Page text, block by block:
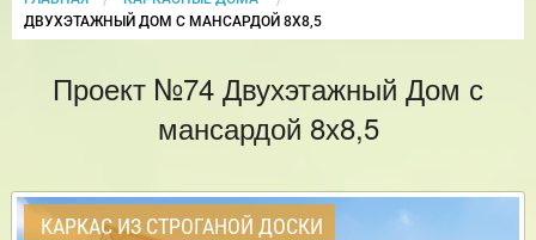
CURRENT:
ДВУХЭТАЖНЫЙ ДОМ С МАНСАРДОЙ 8Х8,5
Проект №74 Двухэтажный Дом с
мансардой 8х8,5
КАРКАС ИЗ СТРОГАНОЙ ДОСКИ